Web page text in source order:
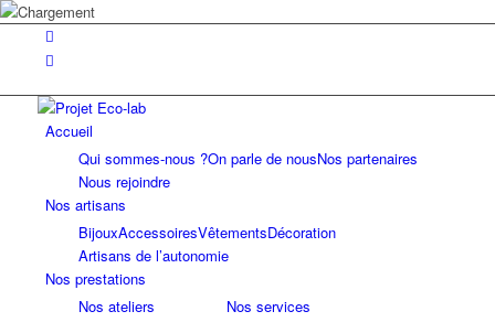
Accueil
Qui sommes-nous ?On parle de nousNos partenaires
Nous rejoindre
Nos artisans
BijouxAccessoiresVêtementsDécoration
Artisans de l’autonomie
Nos prestations
Nos ateliers
Nos services